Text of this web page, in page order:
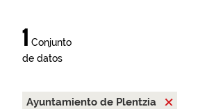
1 Conjunto
de datos
Ayuntamiento de Plentzia